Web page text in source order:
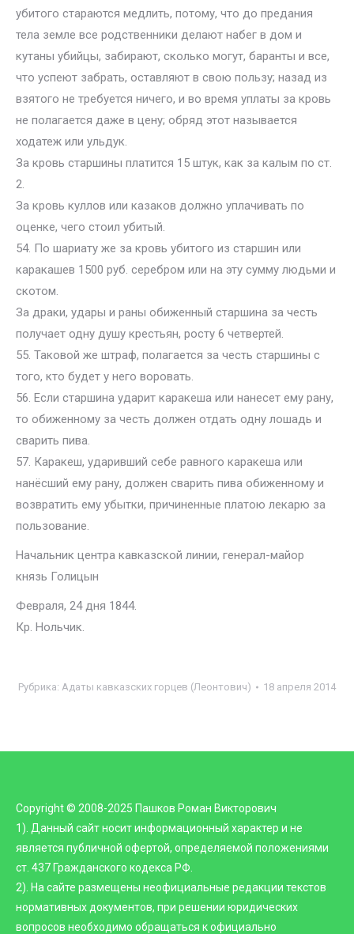
убитого стараются медлить, потому, что до предания
тела земле все родственники делают набег в дом и
кутаны убийцы, забирают, сколько могут, баранты и все,
что успеют забрать, оставляют в свою пользу; назад из
взятого не требуется ничего, и во время уплаты за кровь
не полагается даже в цену; обряд этот называется
ходатеж или ульдук.
За кровь старшины платится 15 штук, как за калым по ст.
2.
За кровь куллов или казаков должно уплачивать по
оценке, чего стоил убитый.
54. По шариату же за кровь убитого из старшин или
каракашев 1500 руб. серебром или на эту сумму людьми и
скотом.
За драки, удары и раны обиженный старшина за честь
получает одну душу крестьян, росту 6 четвертей.
55. Таковой же штраф, полагается за честь старшины с
того, кто будет у него воровать.
56. Если старшина ударит каракеша или нанесет ему рану,
то обиженному за честь должен отдать одну лошадь и
сварить пива.
57. Каракеш, ударивший себе равного каракеша или
нанёсший ему рану, должен сварить пива обиженному и
возвратить ему убытки, причиненные платою лекарю за
пользование.
Начальник центра кавказской линии, генерал-майор
князь Голицын
Февраля, 24 дня 1844.
Кр. Нольчик.
Рубрика: Адаты кавказских горцев (Леонтович) 18 апреля 2014
Copyright © 2008-2025 Пашков Роман Викторович
1). Данный сайт носит информационный характер и не
является публичной офертой, определяемой положениями
ст. 437 Гражданского кодекса РФ.
2). На сайте размещены неофициальные редакции текстов
нормативных документов, при решении юридических
вопросов необходимо обращаться к официально